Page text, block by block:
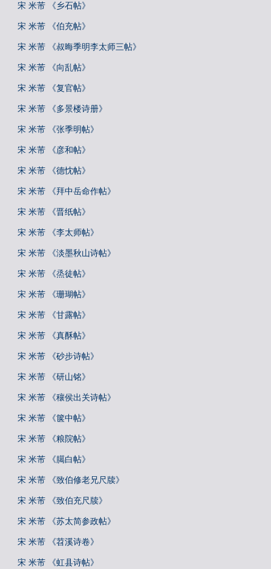
宋 米芾 《乡石帖》
宋 米芾 《伯充帖》
宋 米芾 《叔晦季明李太师三帖》
宋 米芾 《向乱帖》
宋 米芾 《复官帖》
宋 米芾 《多景楼诗册》
宋 米芾 《张季明帖》
宋 米芾 《彦和帖》
宋 米芾 《德忱帖》
宋 米芾 《拜中岳命作帖》
宋 米芾 《晋纸帖》
宋 米芾 《李太师帖》
宋 米芾 《淡墨秋山诗帖》
宋 米芾 《烝徒帖》
宋 米芾 《珊瑚帖》
宋 米芾 《甘露帖》
宋 米芾 《真酥帖》
宋 米芾 《砂步诗帖》
宋 米芾 《研山铭》
宋 米芾 《穰侯出关诗帖》
宋 米芾 《箧中帖》
宋 米芾 《粮院帖》
宋 米芾 《臈白帖》
宋 米芾 《致伯修老兄尺牍》
宋 米芾 《致伯充尺牍》
宋 米芾 《苏太简参政帖》
宋 米芾 《苕溪诗卷》
宋 米芾 《虹县诗帖》